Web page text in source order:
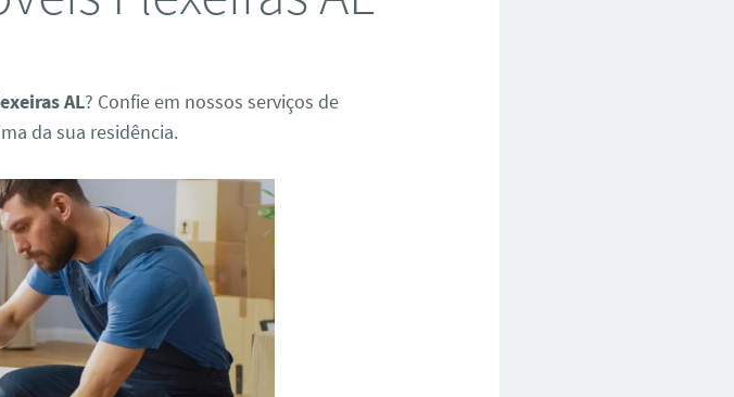
AL? Confie em nossos serviços de
da sua residência.